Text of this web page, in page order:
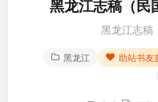
黑龙江志稿（民
黑龙江志稿
黑龙江 助站书友